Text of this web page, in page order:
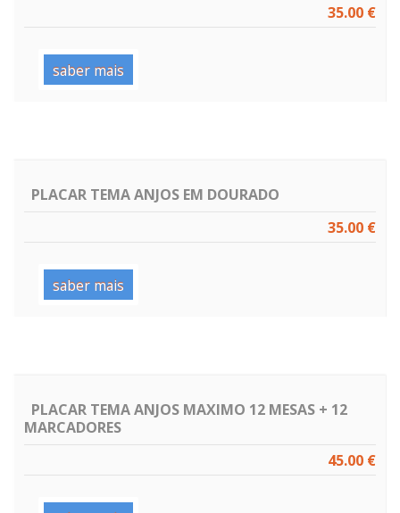
35.00 €
saber mais
PLACAR TEMA ANJOS EM DOURADO
35.00 €
saber mais
PLACAR TEMA ANJOS MAXIMO 12 MESAS + 12
MARCADORES
45.00 €